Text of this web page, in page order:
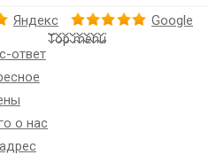
Яндекс Google
ответ
о нас
Top menu